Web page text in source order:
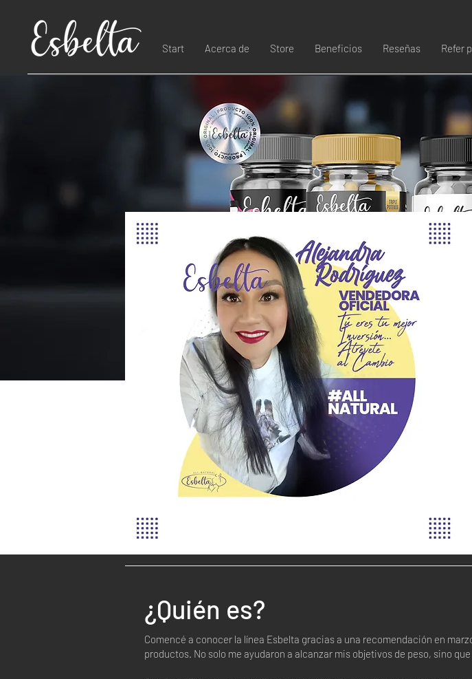
Start Acerca de Store Beneficios Reseñas Refer
¿Quién es?
Comencé a conocer la línea Esbelta gracias a una recomendación en
productos. No solo me ayudaron a alcanzar mis objetivos de peso, sino